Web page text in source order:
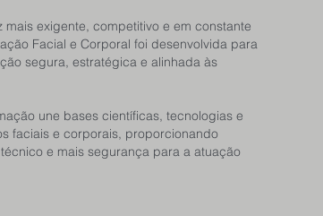
exigente, competitivo e em constante
Facial e Corporal foi desenvolvida para
segura, estratégica e alinhada às
une bases científicas, tecnologias e
faciais e corporais, proporcionando
e mais segurança para a atuação